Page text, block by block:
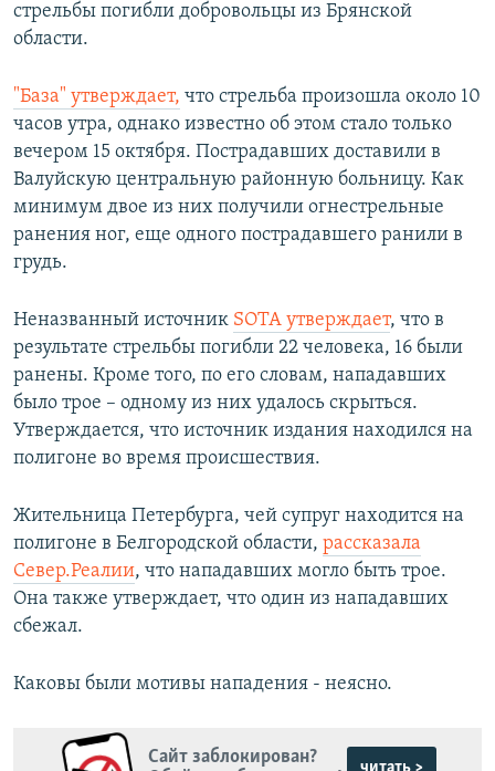
стрельбы погибли добровольцы из Брянской
области.
"База" утверждает, что стрельба произошла около 10
часов утра, однако известно об этом стало только
вечером 15 октября. Пострадавших доставили в
Валуйскую центральную районную больницу. Как
минимум двое из них получили огнестрельные
ранения ног, еще одного пострадавшего ранили в
грудь.
Неназванный источник SOTA утверждает, что в
результате стрельбы погибли 22 человека, 16 были
ранены. Кроме того, по его словам, нападавших
было трое – одному из них удалось скрыться.
Утверждается, что источник издания находился на
полигоне во время происшествия.
Жительница Петербурга, чей супруг находится на
полигоне в Белгородской области, рассказала
Север.Реалии, что нападавших могло быть трое.
Она также утверждает, что один из нападавших
сбежал.
Каковы были мотивы нападения - неясно.
Сайт заблокирован?